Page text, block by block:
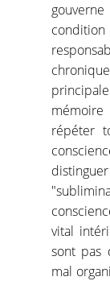
répéter
vital
sont pas
mal